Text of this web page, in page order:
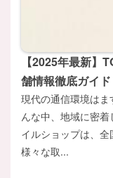
【2025年最新】
舗情報徹底ガイド
現代の通信環境は
んな中、地域に密
イルショップは、
様々な取...